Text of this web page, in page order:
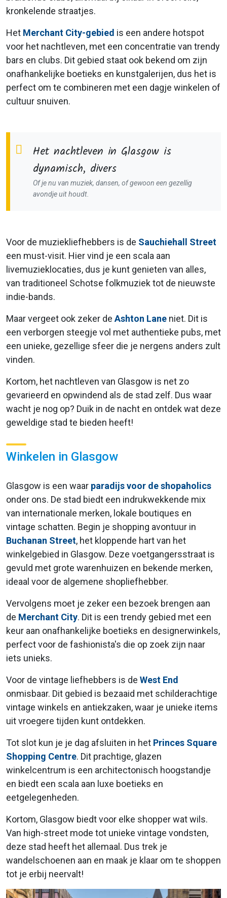
kronkelende straatjes.
Het Merchant City-gebied is een andere hotspot
voor het nachtleven, met een concentratie van trendy
bars en clubs. Dit gebied staat ook bekend om zijn
onafhankelijke boetieks en kunstgalerijen, dus het is
perfect om te combineren met een dagje winkelen of
cultuur snuiven.
Het nachtleven in Glasgow is
dynamisch, divers
Of je nu van muziek, dansen, of gewoon een gezellig
avondje uit houdt.
Voor de muziekliefhebbers is de Sauchiehall Street
een must-visit. Hier vind je een scala aan
livemuzieklocaties, dus je kunt genieten van alles,
van traditioneel Schotse folkmuziek tot de nieuwste
indie-bands.
Maar vergeet ook zeker de Ashton Lane niet. Dit is
een verborgen steegje vol met authentieke pubs, met
een unieke, gezellige sfeer die je nergens anders zult
vinden.
Kortom, het nachtleven van Glasgow is net zo
gevarieerd en opwindend als de stad zelf. Dus waar
wacht je nog op? Duik in de nacht en ontdek wat deze
geweldige stad te bieden heeft!
Winkelen in Glasgow
Glasgow is een waar paradijs voor de shopaholics
onder ons. De stad biedt een indrukwekkende mix
van internationale merken, lokale boutiques en
vintage schatten. Begin je shopping avontuur in
Buchanan Street, het kloppende hart van het
winkelgebied in Glasgow. Deze voetgangersstraat is
gevuld met grote warenhuizen en bekende merken,
ideaal voor de algemene shopliefhebber.
Vervolgens moet je zeker een bezoek brengen aan
de Merchant City. Dit is een trendy gebied met een
keur aan onafhankelijke boetieks en designerwinkels,
perfect voor de fashionista's die op zoek zijn naar
iets unieks.
Voor de vintage liefhebbers is de West End
onmisbaar. Dit gebied is bezaaid met schilderachtige
vintage winkels en antiekzaken, waar je unieke items
uit vroegere tijden kunt ontdekken.
Tot slot kun je je dag afsluiten in het Princes Square
Shopping Centre. Dit prachtige, glazen
winkelcentrum is een architectonisch hoogstandje
en biedt een scala aan luxe boetieks en
eetgelegenheden.
Kortom, Glasgow biedt voor elke shopper wat wils.
Van high-street mode tot unieke vintage vondsten,
deze stad heeft het allemaal. Dus trek je
wandelschoenen aan en maak je klaar om te shoppen
tot je erbij neervalt!